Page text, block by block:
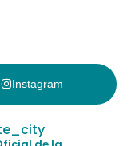
Instagram